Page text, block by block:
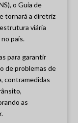
o Guia de
tornará a diretriz
viária
país.
para garantir
de problemas de
contramedidas
as